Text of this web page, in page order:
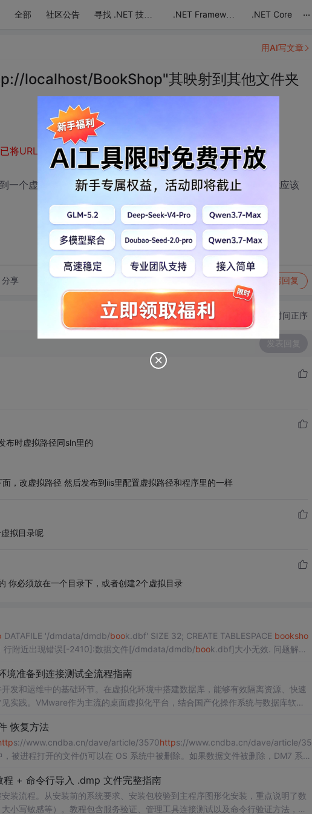
全部 社区公告 寻找 .NET 技术达人 .NET Framework .NET Core ...
localhost/BookShop"其映射到其他文件夹
URL"http://localhost/BookShop"其映射到其他文件夹位置
一个虚拟目录下，它是默认的），在加载客户端时报这个错，我应该
分享 转发到动态 举报 写回复
用AI写文章
切换为时间正序
发表回复
布时虚拟路径同sln里的
，改虚拟路径 然后发布到iis里配置虚拟路径和程序里的一样
拟目录呢
你必须放在一个目录下，或者创建2个虚拟目录
DATAFILE '/dmdata/dmdb/boo k.dbf' SIZE 32; CREATE TABLESPACE booksho
SIZE 32; 第1 行附近出现错误[-2410]:数据文件[/dmdata/dmdb/book.dbf]大小无效. 问题解决
境准备到连接测试全流程指南
发和运维中的基础环节。在虚拟化环境中搭建数据库，能够有效隔离资源、快速
实践。VMware作为主流的桌面虚拟化平台，结合国产化操作系统与数据库软
和大小写敏感性的设置，直接影响后续的数据迁移与应用程序兼容性。本文基于V
恢复方法
s://www.cndba.cn/dave/article/3570https://www.cndba.cn/dave/article/35
被进程打开的文件仍可以在 OS 系统中被删除。如果数据文件被删除，DM7 系统
+ 命令行导入 .dmp 文件完整指南
装流程。从安装前的系统要求、安装包校验到主程序图形化安装，重点说明了数
小写敏感等）。教程包含服务验证、管理工具连接测试以及命令行验证方法，并